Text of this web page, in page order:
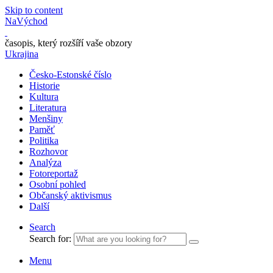
Skip to content
NaVýchod
časopis, který rozšíří vaše obzory
Ukrajina
Česko-Estonské číslo
Historie
Kultura
Literatura
Menšiny
Paměť
Politika
Rozhovor
Analýza
Fotoreportaž
Osobní pohled
Občanský aktivismus
Další
Search
Search for:
Menu